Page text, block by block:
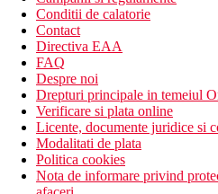
Conditii de calatorie
Contact
Directiva EAA
FAQ
Despre noi
Drepturi principale in temeiul
Verificare si plata online
Licente, documente juridice si
Modalitati de plata
Politica cookies
Nota de informare privind